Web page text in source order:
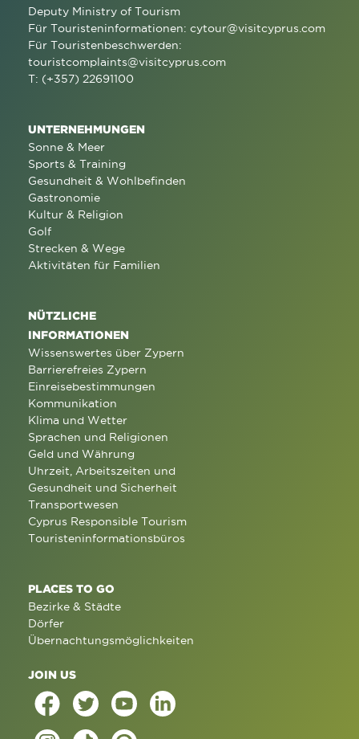
Deputy Ministry of Tourism
Für Touristeninformationen: cytour@visitcyprus.com
Für Touristenbeschwerden:
touristcomplaints@visitcyprus.com
T: (+357) 22691100
UNTERNEHMUNGEN
Sonne & Meer
Sports & Training
Gesundheit & Wohlbefinden
Gastronomie
Kultur & Religion
Golf
Strecken & Wege
Aktivitäten für Familien
NÜTZLICHE
INFORMATIONEN
Wissenswertes über Zypern
Barrierefreies Zypern
Einreisebestimmungen
Kommunikation
Klima und Wetter
Sprachen und Religionen
Geld und Währung
Uhrzeit, Arbeitszeiten und
Gesundheit und Sicherheit
Transportwesen
Cyprus Responsible Tourism
Touristeninformationsbüros
PLACES TO GO
Bezirke & Städte
Dörfer
Übernachtungsmöglichkeiten
JOIN US